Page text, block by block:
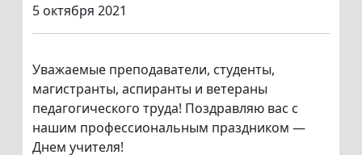
5 октября 2021
Уважаемые преподаватели, студенты,
магистранты, аспиранты и ветераны
педагогического труда! Поздравляю вас с
нашим профессиональным праздником —
Днем учителя!